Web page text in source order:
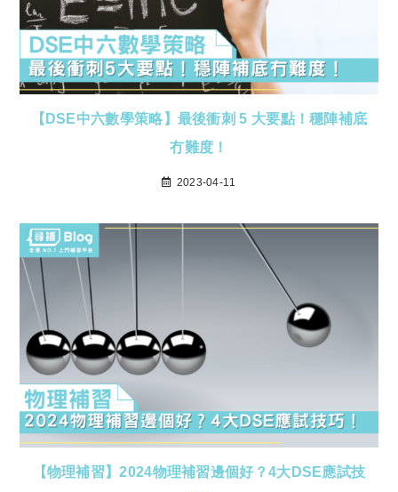
【DSE中六數學策略】最後衝刺 5 大要點！穩陣補底
冇難度！
2023-04-11
【物理補習】2024物理補習邊個好？4大DSE應試技